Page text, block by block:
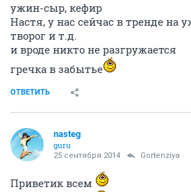
ужин-сыр, кефир
Настя, у нас сейчас в тренде на
творог и т.д.
и вроде никто не разгружается
гречка в забытье
ОТВЕТИТЬ
nasteg
guru
25 сентября 2014 Gortenziya
Приветик всем